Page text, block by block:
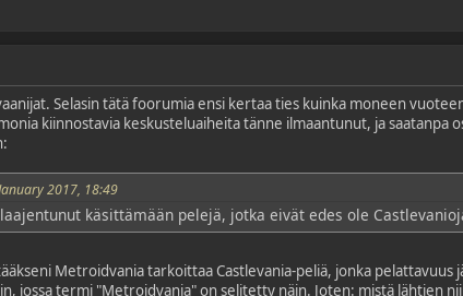
Selasin tätä foorumia ensi kertaa ties kuinka moneen
kiinnostavia keskusteluaiheita tänne ilmaantunut, ja saatanpa
2017, 18:49
käsittämään pelejä, jotka eivät edes ole
Metroidvania tarkoittaa Castlevania-peliä, jonka pelattavuus
jossa termi "Metroidvania" on selitetty näin. Joten: mistä lähtien